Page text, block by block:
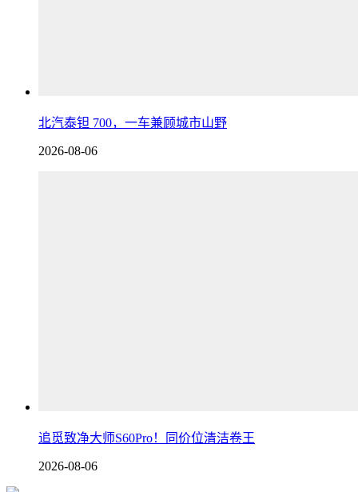
北汽泰钽 700，一车兼顾城市山野
2026-08-06
追觅致净大师S60Pro！同价位清洁卷王
2026-08-06